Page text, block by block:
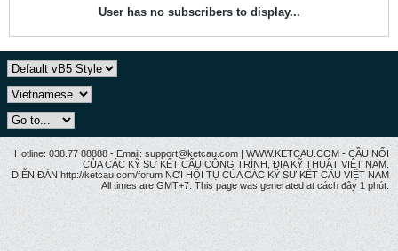
User has no subscribers to display...
Hotline: 038.77 88888 - Email: support@ketcau.com | WWW.KETCAU.COM - CẦU NỐI
CỦA CÁC KỸ SƯ KẾT CẤU CÔNG TRÌNH, ĐỊA KỸ THUẬT VIỆT NAM.
DIỄN ĐÀN http://ketcau.com/forum NƠI HỘI TỤ CỦA CÁC KỸ SƯ KẾT CÂU VIỆT NAM
All times are GMT+7. This page was generated at cách đây 1 phút.